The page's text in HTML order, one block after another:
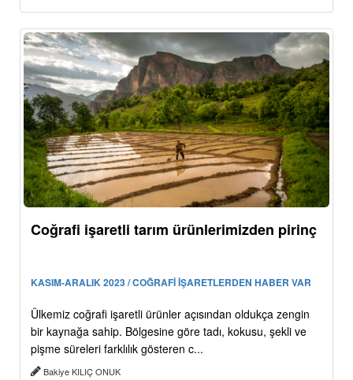
Coğrafi işaretli tarım ürünlerimizden pirinç
KASIM-ARALIK 2023 / COĞRAFİ İŞARETLERDEN HABER VAR
Ülkemiz coğrafi işaretli ürünler açısından oldukça zengin
bir kaynağa sahip. Bölgesine göre tadı, kokusu, şekli ve
pişme süreleri farklılık gösteren c...
Bakiye KILIÇ ONUK